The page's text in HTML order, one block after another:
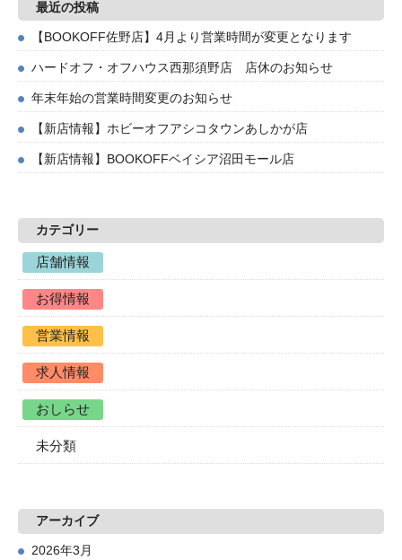
最近の投稿
【BOOKOFF佐野店】4月より営業時間が変更となります
ハードオフ・オフハウス西那須野店 店休のお知らせ
年末年始の営業時間変更のお知らせ
【新店情報】ホビーオフアシコタウンあしかが店
【新店情報】BOOKOFFベイシア沼田モール店
カテゴリー
店舗情報
お得情報
営業情報
求人情報
おしらせ
未分類
アーカイブ
2026年3月